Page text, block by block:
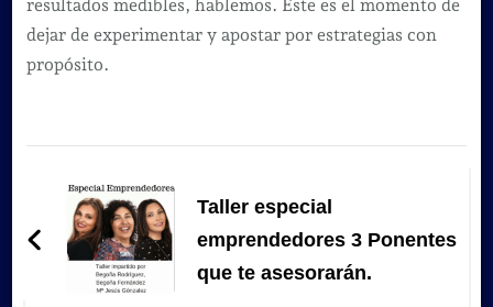
resultados medibles, hablemos. Este es el momento de
dejar de experimentar y apostar por estrategias con
propósito.
entradas
Taller especial
emprendedores 3 Ponentes
que te asesorarán.